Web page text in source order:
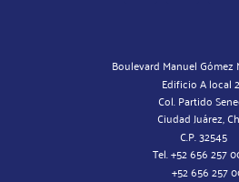
Boulevard Manuel Gómez
Edificio A local
Col. Partido
Ciudad Juárez,
C.P. 32545
Tel. +52 656 257
+52 656 257